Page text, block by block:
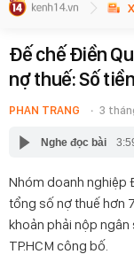
Đế chế Điền
nợ thuế: Số
PHAN TRANG 3
Nghe đọc bài
Nhóm doanh nghiệp
tổng số nợ thuế hơn
khoản phải nộp
TP.HCM công bố.